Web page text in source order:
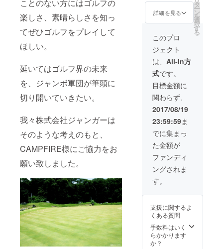
ことのない方にはゴルフの
楽しさ、素晴らしさを知っ
てぜひゴルフをプレイして
ほしい。
延いてはゴルフ界の未来
を、ジャンボ軍団が筆頭に
切り開いていきたい。
我々株式会社ジャンガーは
そのような考えのもと、
CAMPFIRE様にご協力をお
願い致しました。
クラブ
の本質
の状態
にしな
くては
いけま
せん。
弊社の
小暮が
あなた
の今の
問題や
特徴や
理想を
細かく
お聞き
し、あ
なたに
あった
クラブ
ストス
コア更
新の近
道にな
るはず
いた、ジャン
ガー特製グリー
旬予定） ・ジャ
ンボ尾崎使用の
同一ゴルフボー
ル1ダース(2017
年11月下旬予
定） （ジャンボ
マークとナン
バーがゴルフ
ボールに入って
います。） ・
よるゴルフ練習
場でのレッスン
参加権利 ツアー
プロが1時間、
レッスンさせて
頂きます。ジュ
ニアゴルファー
は参加無料です
ので親子でレッ
スンが受けられ
ます。 ※2017年
8月下旬～2018
年3月までの間で
広島県を始め、
関東、東海、関
西、石川県、福
バック
コー
ス】 ・
弊社か
らのサ
ンクス
メール
（2017
年8月下
旬予
定） ・
尾崎将
司の活
動報告
（2017
年12月
下旬予
定） ・
【非売
品】
ジャン
ボマー
ジャン
製ネー
ムプ
レート
（2017
年12月
詳細を見る
タ
ー
ン
を
選
択
す
る
このプロ
ジェクト
は、 All-In方
式です。
目標金額に
関わらず、
2017/08/19
23:59:59ま
でに集まっ
た金額が
ファンディ
ングされま
す。
支援に関するよ
くある質問
手数料はいく
らかかります
か？